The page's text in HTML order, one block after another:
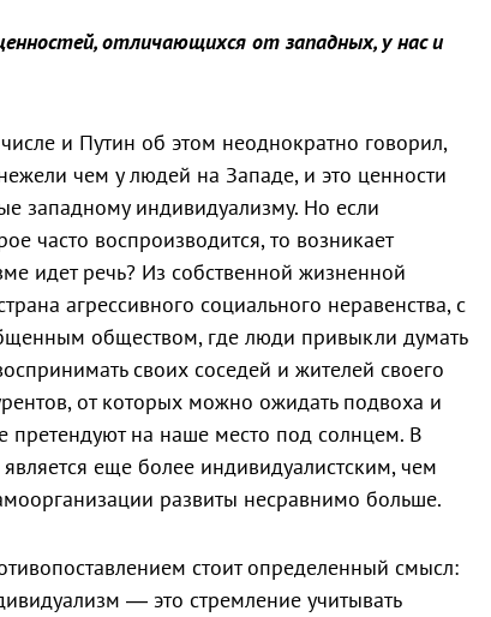
отличающихся от западных, у нас и
и Путин об этом неоднократно говорил,
чем у людей на Западе, и это ценности
западному индивидуализму. Но если
часто воспроизводится, то возникает
идет речь? Из собственной жизненной
агрессивного социального неравенства, с
обществом, где люди привыкли думать
своих соседей и жителей своего
от которых можно ожидать подвоха и
на наше место под солнцем. В
еще более индивидуалистским, чем
развиты несравнимо больше.
стоит определенный смысл:
— это стремление учитывать